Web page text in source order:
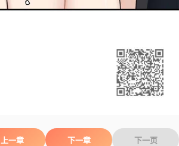
上一章 下一章 下一页